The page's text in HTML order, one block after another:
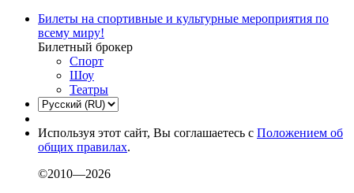
Билеты на спортивные и культурные мероприятия по
всему миру!
Билетный брокер
Спорт
Шоу
Театры
Используя этот сайт, Вы соглашаетесь с Положением об
общих правилах.
©2010—2026